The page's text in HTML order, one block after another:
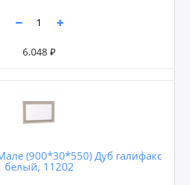
6.048 ₽
(900*30*550) Дуб галифакс
белый, 11202